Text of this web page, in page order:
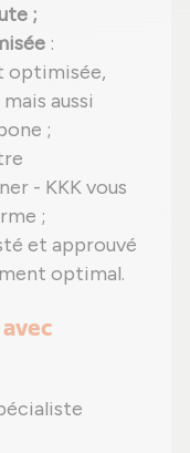
;
:
optimisée,
aussi
;
- KKK vous
;
et approuvé
optimal.